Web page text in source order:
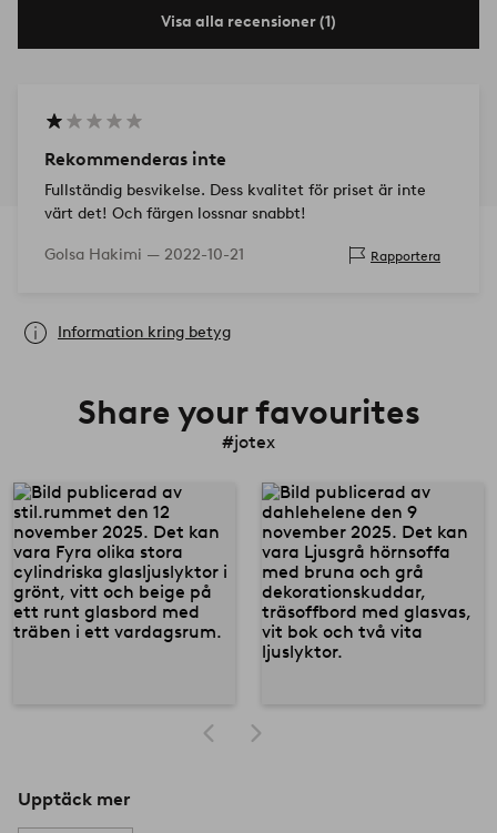
Visa alla recensioner (1)
Rekommenderas inte
Fullständig besvikelse. Dess kvalitet för priset är inte
värt det! Och färgen lossnar snabbt!
Golsa Hakimi — 2022-10-21 Rapportera
Information kring betyg
Share your favourites
#jotex
Upptäck mer